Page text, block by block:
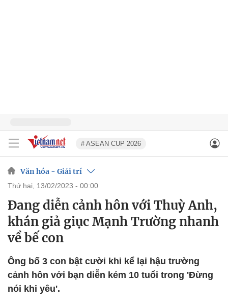
# ASEAN CUP 2026
Văn hóa - Giải trí
thứ hai, 13/02/2023 - 00:00
Đang diễn cảnh hôn với Thuỳ Anh,
khán giả giục Mạnh Trường nhanh
về bế con
Ông bố 3 con bật cười khi kể lại hậu trường
cảnh hôn với bạn diễn kém 10 tuổi trong 'Đừng
nói khi yêu'.